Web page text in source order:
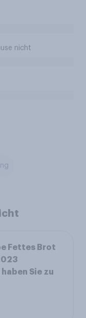
nicht
Fettes Brot
Sie zu